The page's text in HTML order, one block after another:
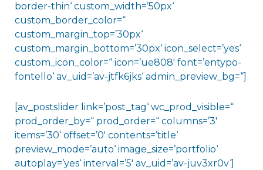
border-thin‘ custom_width=’50px‘
custom_border_color=“
custom_margin_top=’30px‘
custom_margin_bottom=’30px‘ icon_select=’yes‘
custom_icon_color=“ icon=’ue808′ font=’entypo-
fontello‘ av_uid=’av-jtfk6jks‘ admin_preview_bg=“]
[av_postslider link=’post_tag‘ wc_prod_visible=“
prod_order_by=“ prod_order=“ columns=’3′
items=’30‘ offset=’0′ contents=’title‘
preview_mode=’auto‘ image_size=’portfolio‘
autoplay=’yes‘ interval=’5′ av_uid=’av-juv3xr0v‘]